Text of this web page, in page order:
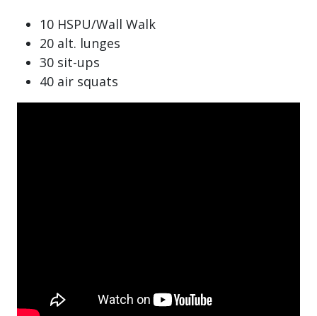
10 HSPU/Wall Walk
20 alt. lunges
30 sit-ups
40 air squats